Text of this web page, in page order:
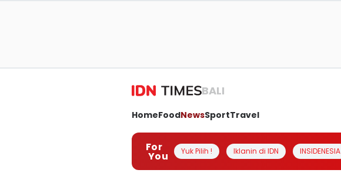
BALI
HomeFoodNewsSportTravel
For
You Yuk Pilih ! Iklanin di IDN INSIDENESIA